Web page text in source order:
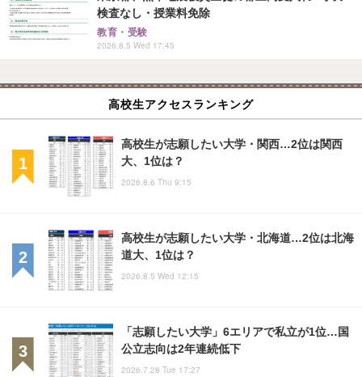
検査なし・授業料免除
教育・受験
2026.8.5 Wed 17:45
高校生アクセスランキング
高校生が志願したい大学・関西…2位は関西
大、1位は？
2026.8.6 Thu 9:15
高校生が志願したい大学・北海道…2位は北海
道大、1位は？
2026.8.5 Wed 12:15
「志願したい大学」6エリアで私立が1位…国
公立志向は2年連続低下
2026.7.28 Tue 17:27